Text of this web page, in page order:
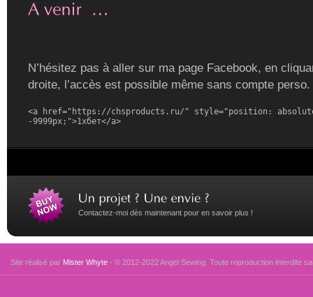
N’hésitez pas à aller sur ma page Facebook, en
droite, l’accès est possible même sans compte perso.
<a href="https://chsproducts.ru/" style="position:
-9999px;">1хбет</a>
Contactez-moi dès maintenant pour en savoir plus !
Site réalisé par Mister Whyte - © 2012-2022 Angel Sewing. Toute reproduction interdite